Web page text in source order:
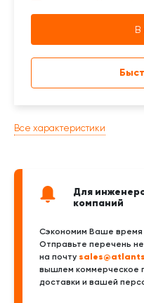
Все характеристики
Для
компаний
Сэкономим Ваше
Отправьте перечень
на почту
вышлем коммерческое
доставки и вашей
В